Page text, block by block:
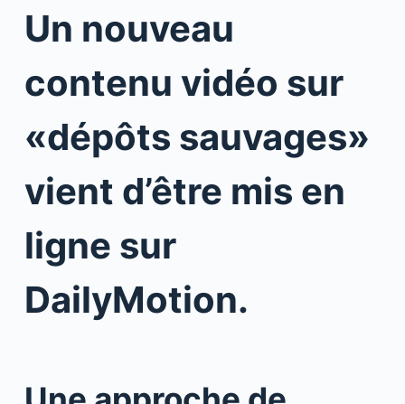
Un nouveau
contenu vidéo sur
«dépôts sauvages»
vient d’être mis en
ligne sur
DailyMotion.